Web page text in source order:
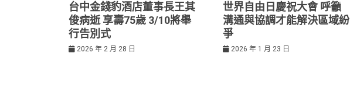
台中金錢豹酒店董事長王其
俊病逝 享壽75歲 3/10將舉
行告別式
2026 年 2 月 28 日
世界自由日慶祝大會 呼籲
溝通與協調才能解決區域紛
爭
2026 年 1 月 23 日